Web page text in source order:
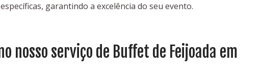
garantindo a excelência do seu evento.
nosso serviço de Buffet de Feijoada em